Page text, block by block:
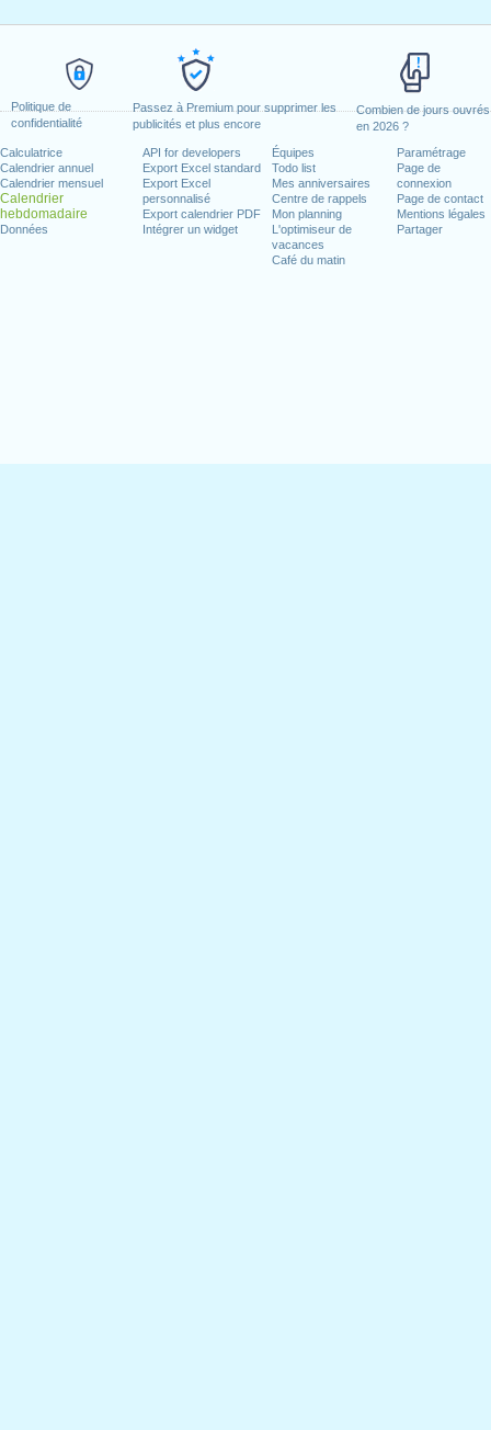
Politique de
confidentialité
Passez à Premium pour supprimer les
publicités et plus encore
Combien de jours ouvrés
en 2026 ?
Calculatrice
Calendrier annuel
Calendrier mensuel
Calendrier
hebdomadaire
Données
API for developers
Export Excel standard
Export Excel
personnalisé
Export calendrier PDF
Intégrer un widget
Équipes
Todo list
Mes anniversaires
Centre de rappels
Mon planning
L'optimiseur de
vacances
Café du matin
Paramétrage
Page de
connexion
Page de contact
Mentions légales
Partager